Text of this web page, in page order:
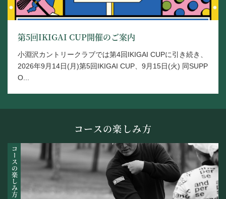
第5回IKIGAI CUP開催のご案内
小淵沢カントリークラブでは第4回IKIGAI CUPに引き続き、
2026年9月14日(月)第5回IKIGAI CUP、9月15日(火) 同SUPP
O...
コースの楽しみ方
コースの楽しみ方